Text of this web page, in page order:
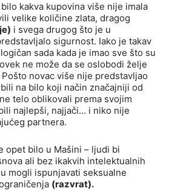
kakva kupovina više nije imala
velike količine zlata, dragog
i svega drugog što je u
sigurnost. Iako je takav
sada kada je imao sve što su
ne može da se oslobodi želje
novac više nije predstavljao
na bilo koji način značajniji od
telo oblikovali prema svojim
najlepši, najjači… i niko nije
partnera.
opet bilo u Mašini – ljudi bi
ali bez ikakvih intelektualnih
mogli ispunjavati seksualne
(razvrat).